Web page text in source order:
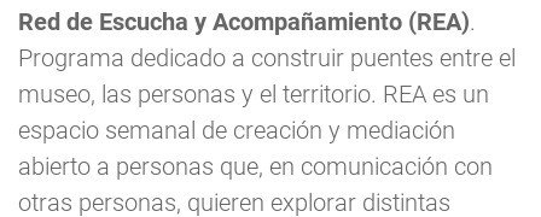
Red de Escucha y Acompañamiento (REA).
Programa dedicado a construir puentes entre el
museo, las personas y el territorio. REA es un
espacio semanal de creación y mediación
abierto a personas que, en comunicación con
otras personas, quieren explorar distintas